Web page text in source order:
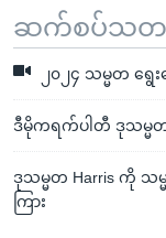
ဆက်စပ်သတင်
၂၀၂၄ သမ္မတ ရွ
ဒီမိုကရက်ပါတီ ဒုသမ္မတ
ဒုသမ္မတ Harris ကို သ
ကြား